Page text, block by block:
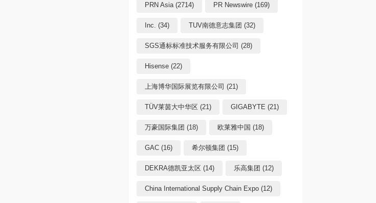
PRN Asia (2714) PR Newswire (169)
Inc. (34) TUV南德意志集团 (32)
SGS通标标准技术服务有限公司 (28)
Hisense (22)
上海博华国际展览有限公司 (21)
TÜV莱茵大中华区 (21) GIGABYTE (21)
万豪国际集团 (18) 欧莱雅中国 (18)
GAC (16) 希尔顿集团 (15)
DEKRA德凯亚太区 (14) 乐高集团 (12)
China International Supply Chain Expo (12)